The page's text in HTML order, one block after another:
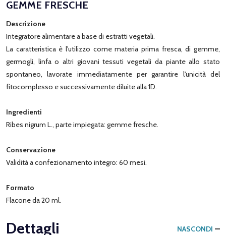
GEMME FRESCHE
Descrizione
Integratore alimentare a base di estratti vegetali.
La caratteristica è l'utilizzo come materia prima fresca, di gemme,
germogli, linfa o altri giovani tessuti vegetali da piante allo stato
spontaneo, lavorate immediatamente per garantire l'unicità del
fitocomplesso e successivamente diluite alla 1D.
Ingredienti
Ribes nigrum L., parte impiegata: gemme fresche.
Conservazione
Validità a confezionamento integro: 60 mesi.
Formato
Flacone da 20 ml.
Dettagli NASCONDI